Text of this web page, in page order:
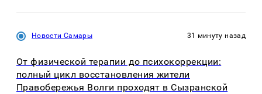
Новости Самары 31 минуту назад
От физической терапии до психокоррекции:
полный цикл восстановления жители
Правобережья Волги проходят в Сызранской